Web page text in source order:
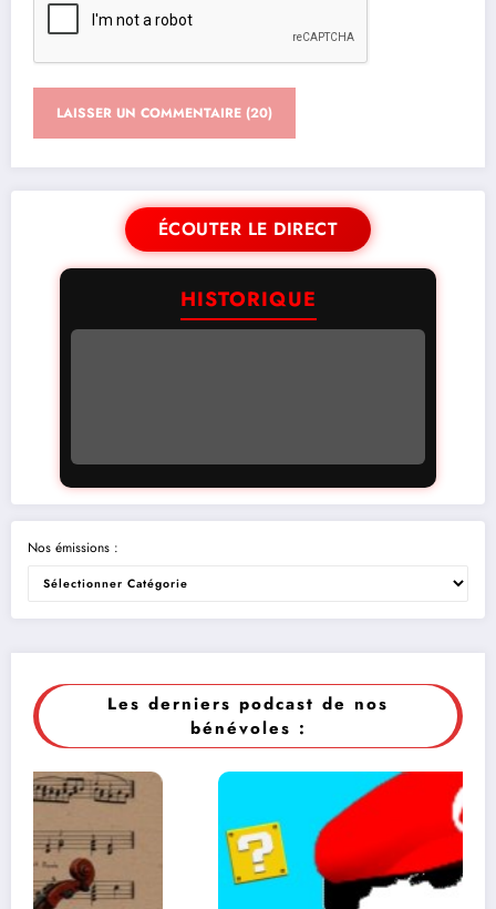
ÉCOUTER LE DIRECT
HISTORIQUE
Nos émissions :
Les derniers podcast de nos
bénévoles :